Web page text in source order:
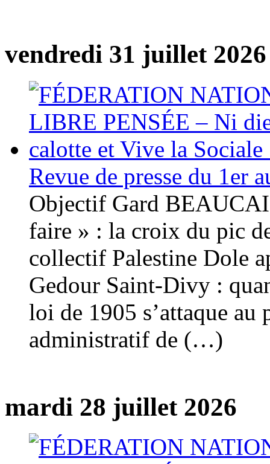
vendredi 31 juillet 2026
Revue de presse du 1er
Objectif Gard
faire » : la croix du pic
collectif Palestine Dole
Gedour Saint-Divy :
loi de 1905 s’attaque
administratif de (…)
mardi 28 juillet 2026